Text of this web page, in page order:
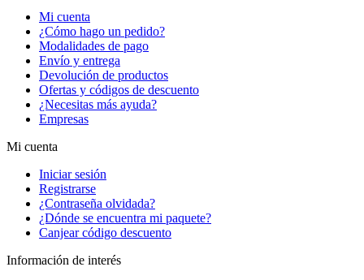
Mi cuenta
¿Cómo hago un pedido?
Modalidades de pago
Envío y entrega
Devolución de productos
Ofertas y códigos de descuento
¿Necesitas más ayuda?
Empresas
Mi cuenta
Iniciar sesión
Registrarse
¿Contraseña olvidada?
¿Dónde se encuentra mi paquete?
Canjear código descuento
Información de interés